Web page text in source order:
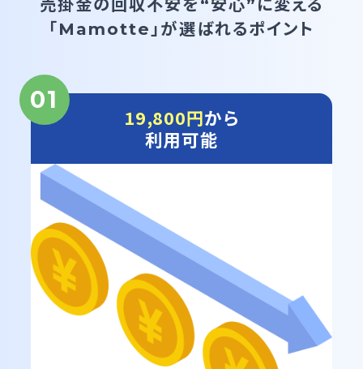
売掛金の回収不安を“安心”に変える
「Mamotte」が選ばれるポイント
01
19,800円から
利用可能